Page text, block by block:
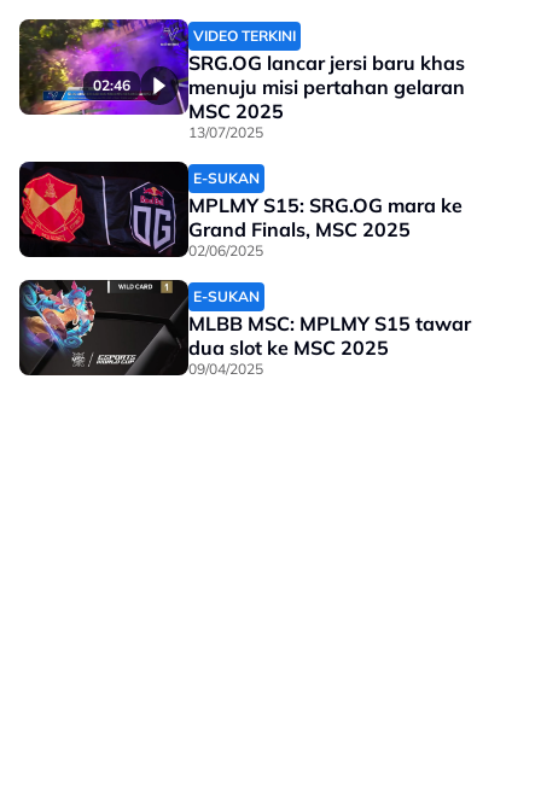
02:46
VIDEO TERKINI
SRG.OG lancar jersi baru khas
menuju misi pertahan gelaran
MSC 2025
13/07/2025
E-SUKAN
MPLMY S15: SRG.OG mara ke
Grand Finals, MSC 2025
02/06/2025
E-SUKAN
MLBB MSC: MPLMY S15 tawar
dua slot ke MSC 2025
09/04/2025